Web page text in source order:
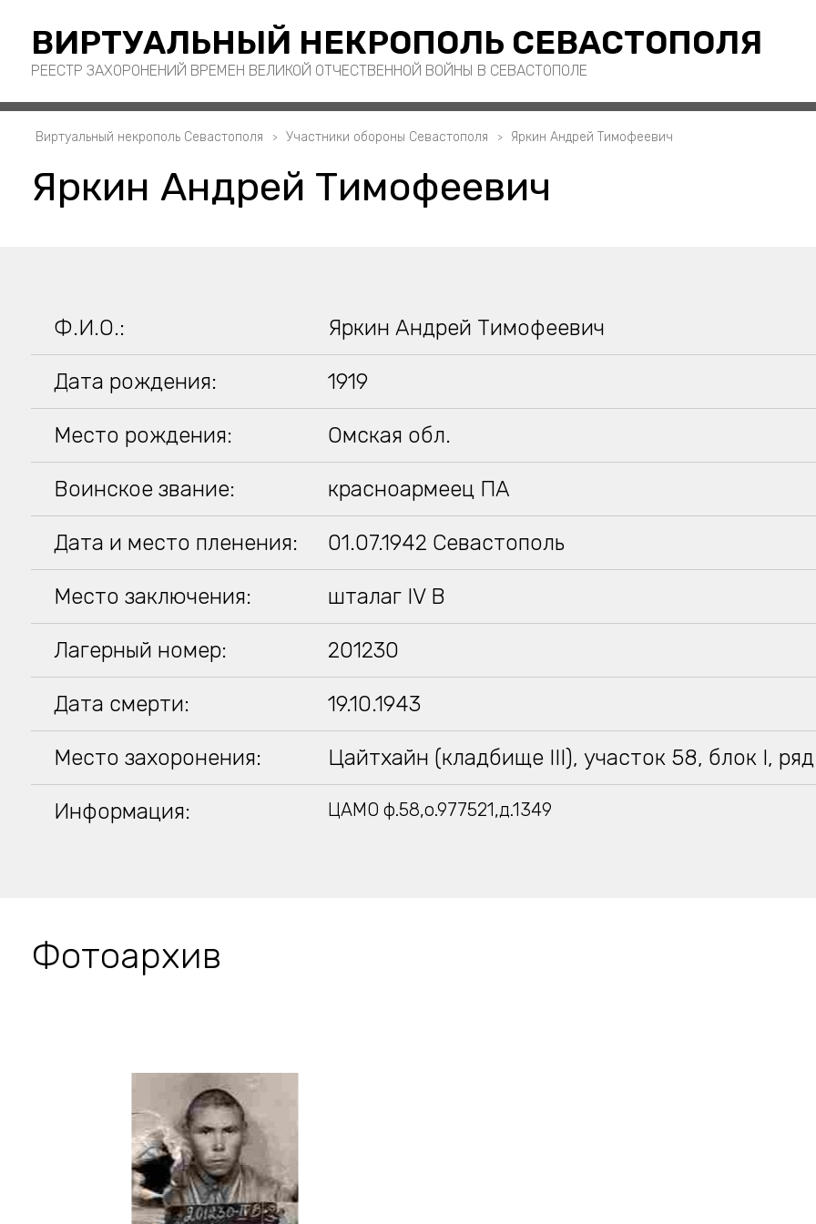
ВИРТУАЛЬНЫЙ НЕКРОПОЛЬ СЕВАСТОПОЛЯ
РЕЕСТР ЗАХОРОНЕНИЙ ВРЕМЕН ВЕЛИКОЙ ОТЧЕСТВЕННОЙ ВОЙНЫ В СЕВАСТОПОЛЕ
Виртуальный некрополь Севастополя Участники обороны Севастополя Яркин Андрей Тимофеевич
Яркин Андрей Тимофеевич
Ф.И.О.: Яркин Андрей Тимофеевич
Дата рождения: 1919
Место рождения: Омская обл.
Воинское звание: красноармеец ПА
Дата и место пленения: 01.07.1942 Севастополь
Место заключения: шталаг IV B
Лагерный номер: 201230
Дата смерти: 19.10.1943
Место захоронения: Цайтхайн (кладбище III), участок 58, блок I, ряд
Информация: ЦАМО ф.58,о.977521,д.1349
Фотоархив